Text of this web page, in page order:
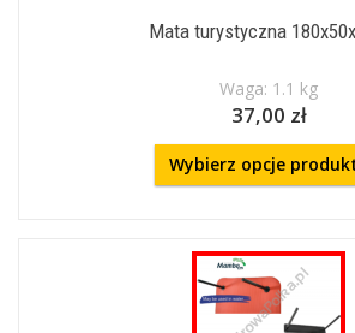
Mata turystyczna
Waga: 1.1 kg
37,00 zł
Wybierz opcje